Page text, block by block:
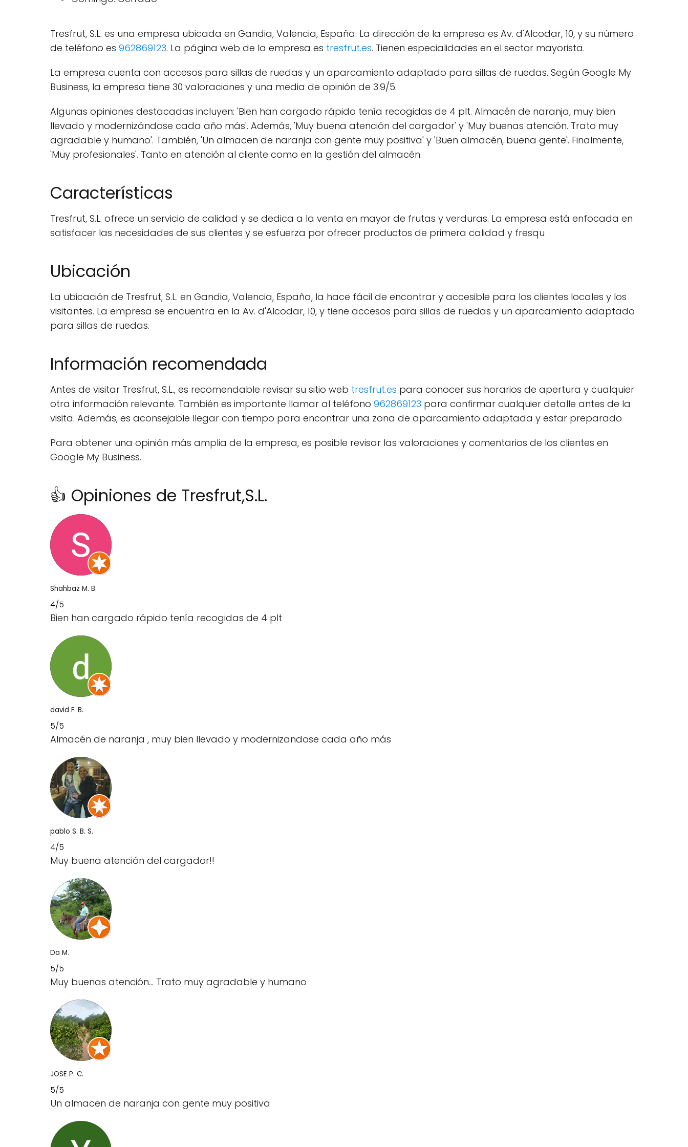
Tresfrut, S.L. es una empresa ubicada en Gandia, Valencia, España. La dirección de la empresa es Av. d'Alcodar, 10, y su número
de teléfono es 962869123. La página web de la empresa es tresfrut.es. Tienen especialidades en el sector mayorista.
La empresa cuenta con accesos para sillas de ruedas y un aparcamiento adaptado para sillas de ruedas. Según Google My
Business, la empresa tiene 30 valoraciones y una media de opinión de 3.9/5.
Algunas opiniones destacadas incluyen: 'Bien han cargado rápido tenía recogidas de 4 plt. Almacén de naranja, muy bien
llevado y modernizándose cada año más'. Además, 'Muy buena atención del cargador' y 'Muy buenas atención. Trato muy
agradable y humano'. También, 'Un almacen de naranja con gente muy positiva' y 'Buen almacén, buena gente'. Finalmente,
'Muy profesionales'. Tanto en atención al cliente como en la gestión del almacén.
Características
Tresfrut, S.L. ofrece un servicio de calidad y se dedica a la venta en mayor de frutas y verduras. La empresa está enfocada en
satisfacer las necesidades de sus clientes y se esfuerza por ofrecer productos de primera calidad y fresqu
Ubicación
La ubicación de Tresfrut, S.L. en Gandia, Valencia, España, la hace fácil de encontrar y accesible para los clientes locales y los
visitantes. La empresa se encuentra en la Av. d'Alcodar, 10, y tiene accesos para sillas de ruedas y un aparcamiento adaptado
para sillas de ruedas.
Información recomendada
Antes de visitar Tresfrut, S.L., es recomendable revisar su sitio web tresfrut.es para conocer sus horarios de apertura y cualquier
otra información relevante. También es importante llamar al teléfono 962869123 para confirmar cualquier detalle antes de la
visita. Además, es aconsejable llegar con tiempo para encontrar una zona de aparcamiento adaptada y estar preparado
Para obtener una opinión más amplia de la empresa, es posible revisar las valoraciones y comentarios de los clientes en
Google My Business.
👍 Opiniones de Tresfrut,S.L.
Shahbaz M. B.
4/5
Bien han cargado rápido tenía recogidas de 4 plt
david F. B.
5/5
Almacén de naranja , muy bien llevado y modernizandose cada año más
pablo S. B. S.
4/5
Muy buena atención del cargador!!
Da M.
5/5
Muy buenas atención... Trato muy agradable y humano
JOSE P. C.
5/5
Un almacen de naranja con gente muy positiva